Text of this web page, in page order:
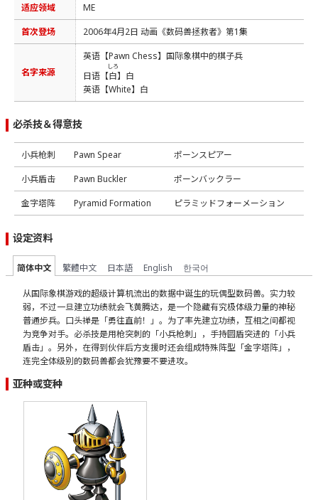
适应领域
ME
首次登场
2006年4月2日 动画《数码兽拯救者》第1集
名字来源
英语【Pawn Chess】国际象棋中的棋子兵
日语【白
しろ
】白
英语【White】白
必杀技＆得意技
小兵枪刺 Pawn Spear
ポーンスピアー
小兵盾击
Pawn Buckler
ポーンバックラー
金字塔阵
Pyramid Formation ピラミッドフォーメーション
设定资料
简体中文 繁體中文 日本語 English 한국어
从国际象棋游戏的超级计算机流出的数据中诞生的玩偶型数码兽。实力较
弱，不过一旦建立功绩就会飞黄腾达，是一个隐藏有究极体级力量的神秘
普通步兵。口头禅是「勇往直前！」。为了率先建立功绩，互相之间都视
为竞争对手。必杀技是用枪突刺的「小兵枪刺」，手持圆盾突进的「小兵
盾击」。另外，在得到伙伴后方支援时还会组成特殊阵型「金字塔阵」，
连完全体级别的数码兽都会犹豫要不要进攻。
亚种或变种